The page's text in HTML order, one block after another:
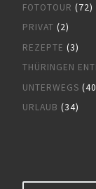
FOTOTOUR (72)
PRIVAT (2)
REZEPTE (3)
THÜRINGEN
UNTERWEGS
URLAUB (34)